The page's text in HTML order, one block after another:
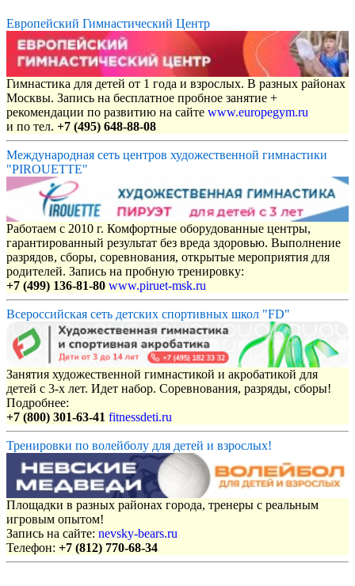
Европейский Гимнастический Центр
Гимнастика для детей от 1 года и взрослых. В разных районах
Москвы. Запись на бесплатное пробное занятие +
рекомендации по развитию на сайте www.europegym.ru
и по тел. +7 (495) 648-88-08
Международная сеть центров художественной гимнастики
"PIROUETTE"
Работаем с 2010 г. Комфортные оборудованные центры,
гарантированный результат без вреда здоровью. Выполнение
разрядов, сборы, соревнования, открытые мероприятия для
родителей. Запись на пробную тренировку:
+7 (499) 136-81-80 www.piruet-msk.ru
Всероссийская сеть детских спортивных школ "FD"
Занятия художественной гимнастикой и акробатикой для
детей с 3-х лет. Идет набор. Соревнования, разряды, сборы!
Подробнее:
+7 (800) 301-63-41 fitnessdeti.ru
Тренировки по волейболу для детей и взрослых!
Площадки в разных районах города, тренеры с реальным
игровым опытом!
Запись на сайте: nevsky-bears.ru
Телефон: +7 (812) 770-68-34